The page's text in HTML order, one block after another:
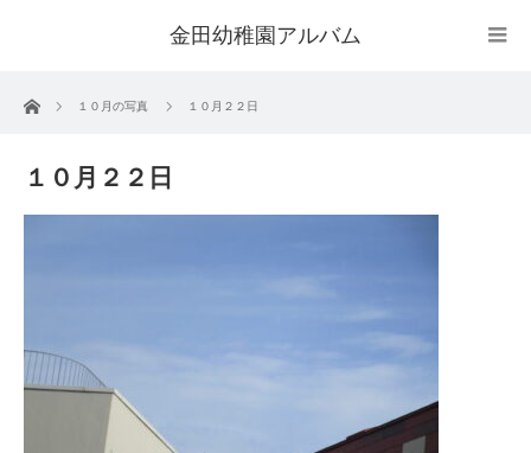
金田幼稚園アルバム
ホーム １０月の写真 １０月２２日
１０月２２日